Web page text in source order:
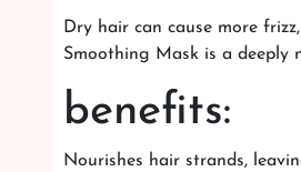
Dry hair can cause more
Smoothing Mask is a
benefits:
Nourishes hair strands,